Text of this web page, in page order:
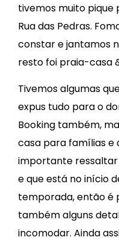
tivemos muito pique
Rua das Pedras.
constar e jantamos
resto foi praia-casa
Tivemos algumas
expus tudo para o
Booking também,
casa para famílias e
importante ressaltar
e que está no início
temporada, então é
também alguns
incomodar. Ainda